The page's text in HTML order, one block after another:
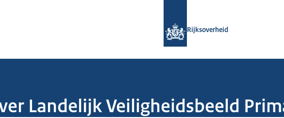
Rijksoverheid
Landelijk Veiligheidsbeeld